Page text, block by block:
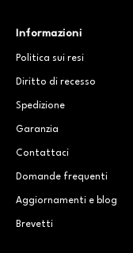
Informazioni
Politica sui resi
Diritto di recesso
Spedizione
Garanzia
Contattaci
Domande frequenti
Aggiornamenti e blog
Brevetti